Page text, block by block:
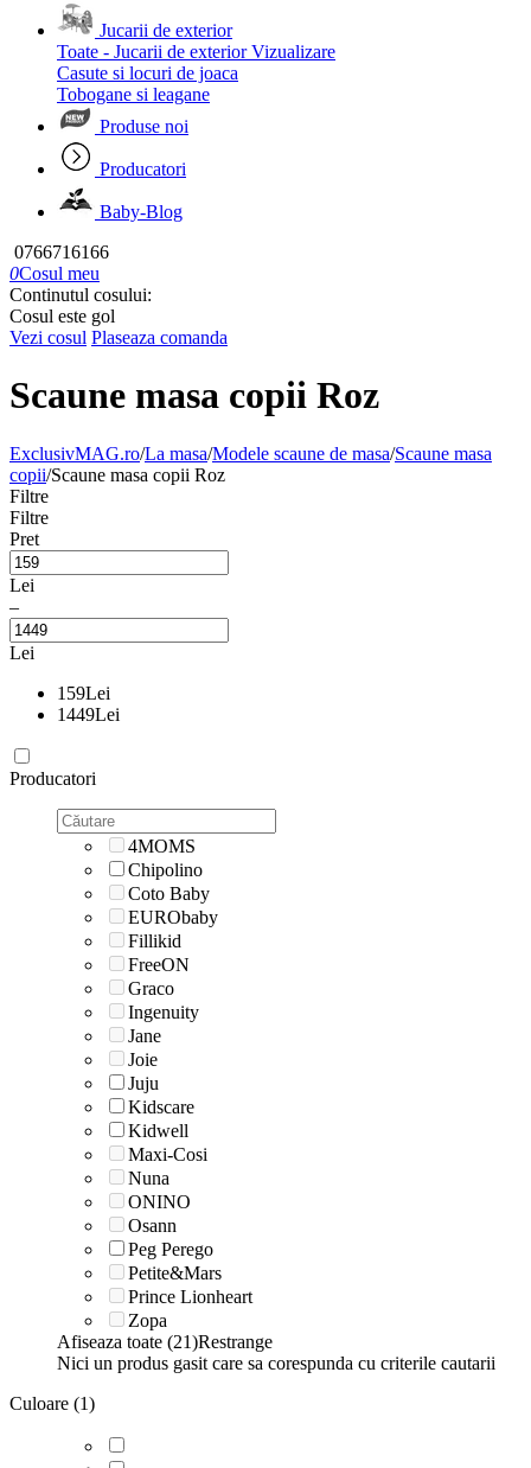
Jucarii de exterior
Toate - Jucarii de exterior Vizualizare
Casute si locuri de joaca
Tobogane si leagane
Produse noi
Producatori
Baby-Blog
0766716166
0Cosul meu
Continutul cosului:
Cosul este gol
Vezi cosul Plaseaza comanda
Scaune masa copii Roz
ExclusivMAG.ro/La masa/Modele scaune de masa/Scaune masa
copii/Scaune masa copii Roz
Filtre
Filtre
Pret
Lei
–
Lei
159Lei
1449Lei
Producatori
4MOMS
Chipolino
Coto Baby
EURObaby
Fillikid
FreeON
Graco
Ingenuity
Jane
Joie
Juju
Kidscare
Kidwell
Maxi-Cosi
Nuna
ONINO
Osann
Peg Perego
Petite&Mars
Prince Lionheart
Zopa
Afiseaza toate (21)Restrange
Nici un produs gasit care sa corespunda cu criterile cautarii
Culoare (1)